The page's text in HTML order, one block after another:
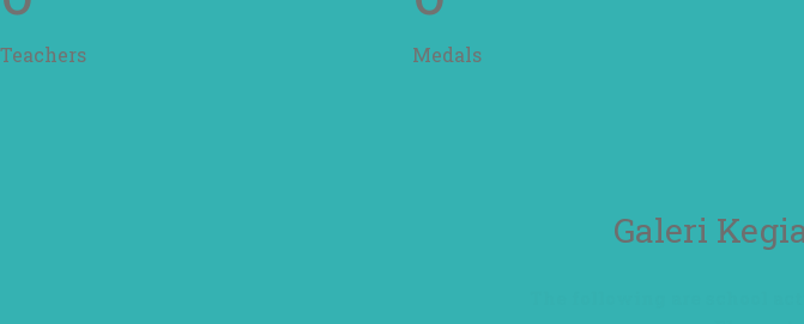
Teachers Medals
Galeri